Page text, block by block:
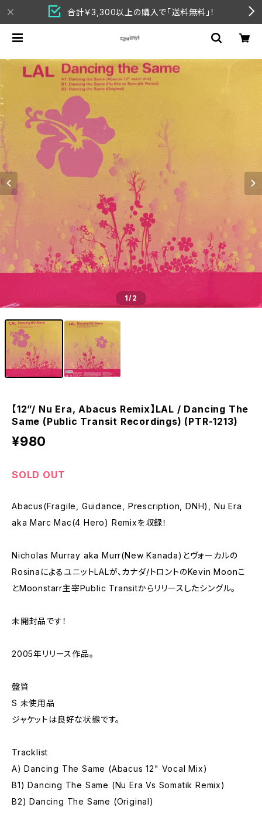
合計￥3,300以上の購入で「送料無料」！
1/2
【12”/ Nu Era, Abacus Remix】LAL / Dancing The
Same (Public Transit Recordings) (PTR-1213)
¥980
SOLD OUT
Abacus(Fragile, Guidance, Prescription, DNH), Nu Era
aka Marc Mac(4 Hero) Remixを収録！
Nicholas Murray aka Murr(New Kanada)とヴォーカルの
RosinaによるユニットLALが、カナダ/トロントのKevin Moonこ
とMoonstarr主宰Public Transitからリリースしたシングル。
未開封品です！
2005年リリース作品。
盤質
S 未使用品
ジャケットは良好な状態です。
Tracklist
A) Dancing The Same (Abacus 12" Vocal Mix)
B1) Dancing The Same (Nu Era Vs Somatik Remix)
B2) Dancing The Same (Original)